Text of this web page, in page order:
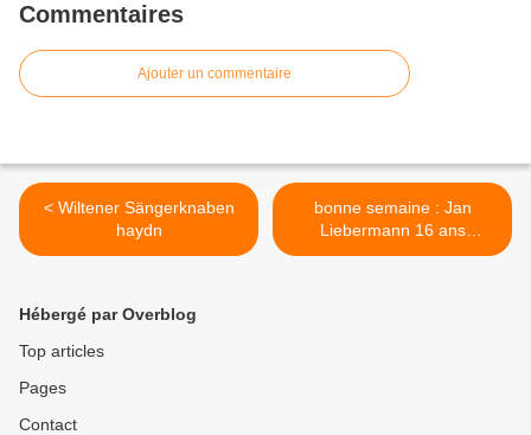
Commentaires
Ajouter un commentaire
< Wiltener Sängerknaben
haydn
bonne semaine : Jan
Liebermann 16 ans
splendide Widor Symphony
Hébergé par Overblog
Top articles
Pages
Contact